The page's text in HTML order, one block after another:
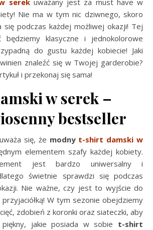
Nie ma w tym nic dziwnego, skoro
się podczas każdej możliwej okazji! Tej
będziemy klasyczne i jednokolorowe
do gustu każdej kobiecie! Jaki
znaleźć się w Twojej garderobie?
i przekonaj się sama!
w serek –
bestseller
się, że modny t-shirt damski w
elementem szafy każdej kobiety.
jest bardzo uniwersalny i
świetnie sprawdzi się podczas
Nie ważne, czy jest to wyjście do
W tym sezonie obejdziemy
zdobień z koronki oraz siateczki, aby
piękny, jakie posiada w sobie t-shirt